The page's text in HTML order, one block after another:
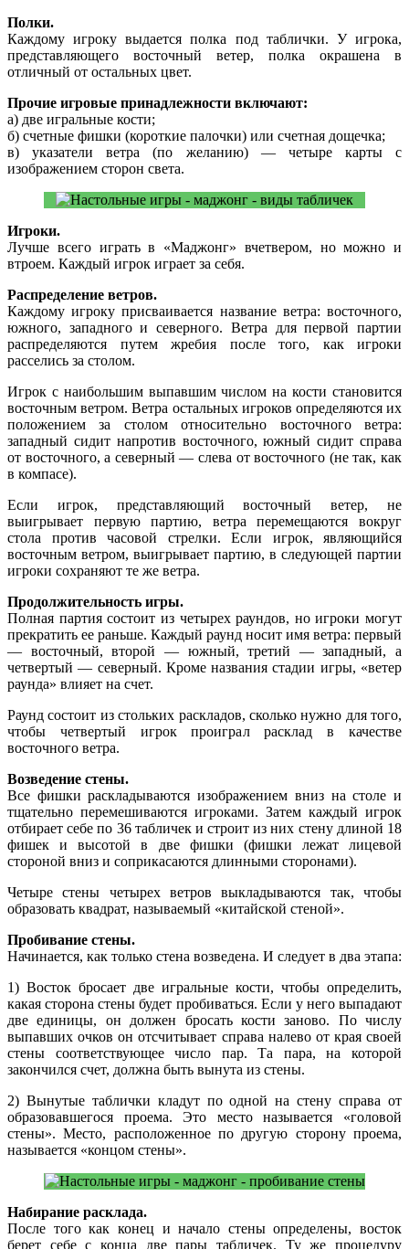
Полки.
Каждому игроку выдается полка под таблички. У игрока,
представляющего восточный ветер, полка окрашена в
отличный от остальных цвет.
Прочие игровые принадлежности включают:
а) две игральные кости;
б) счетные фишки (короткие палочки) или счетная дощечка;
в) указатели ветра (по желанию) — четыре карты с
изображением сторон света.
Игроки.
Лучше всего играть в «Маджонг» вчетвером, но можно и
втроем. Каждый игрок играет за себя.
Распределение ветров.
Каждому игроку присваивается название ветра: восточного,
южного, западного и северного. Ветра для первой партии
распределяются путем жребия после того, как игроки
расселись за столом.
Игрок с наибольшим выпавшим числом на кости становится
восточным ветром. Ветра остальных игроков определяются их
положением за столом относительно восточного ветра:
западный сидит напротив восточного, южный сидит справа
от восточного, а северный — слева от восточного (не так, как
в компасе).
Если игрок, представляющий восточный ветер, не
выигрывает первую партию, ветра перемещаются вокруг
стола против часовой стрелки. Если игрок, являющийся
восточным ветром, выигрывает партию, в следующей партии
игроки сохраняют те же ветра.
Продолжительность игры.
Полная партия состоит из четырех раундов, но игроки могут
прекратить ее раньше. Каждый раунд носит имя ветра: первый
— восточный, второй — южный, третий — западный, а
четвертый — северный. Кроме названия стадии игры, «ветер
раунда» влияет на счет.
Раунд состоит из стольких раскладов, сколько нужно для того,
чтобы четвертый игрок проиграл расклад в качестве
восточного ветра.
Возведение стены.
Все фишки раскладываются изображением вниз на столе и
тщательно перемешиваются игроками. Затем каждый игрок
отбирает себе по 36 табличек и строит из них стену длиной 18
фишек и высотой в две фишки (фишки лежат лицевой
стороной вниз и соприкасаются длинными сторонами).
Четыре стены четырех ветров выкладываются так, чтобы
образовать квадрат, называемый «китайской стеной».
Пробивание стены.
Начинается, как только стена возведена. И следует в два этапа:
1) Восток бросает две игральные кости, чтобы определить,
какая сторона стены будет пробиваться. Если у него выпадают
две единицы, он должен бросать кости заново. По числу
выпавших очков он отсчитывает справа налево от края своей
стены соответствующее число пар. Та пара, на которой
закончился счет, должна быть вынута из стены.
2) Вынутые таблички кладут по одной на стену справа от
образовавшегося проема. Это место называется «головой
стены». Место, расположенное по другую сторону проема,
называется «концом стены».
Набирание расклада.
После того как конец и начало стены определены, восток
берет себе с конца две пары табличек. Ту же процедуру